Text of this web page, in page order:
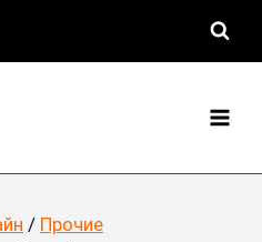
/ Прочие